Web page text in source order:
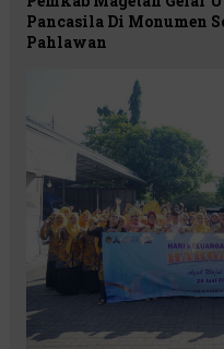
Pancasila Di Monumen
Pahlawan